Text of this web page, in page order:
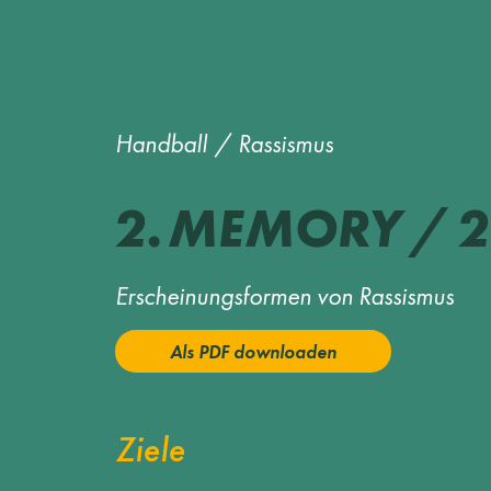
Handball / Rassismus
2.MEMORY/
Erscheinungsformen von Rassismus
Als PDF downloaden
Ziele